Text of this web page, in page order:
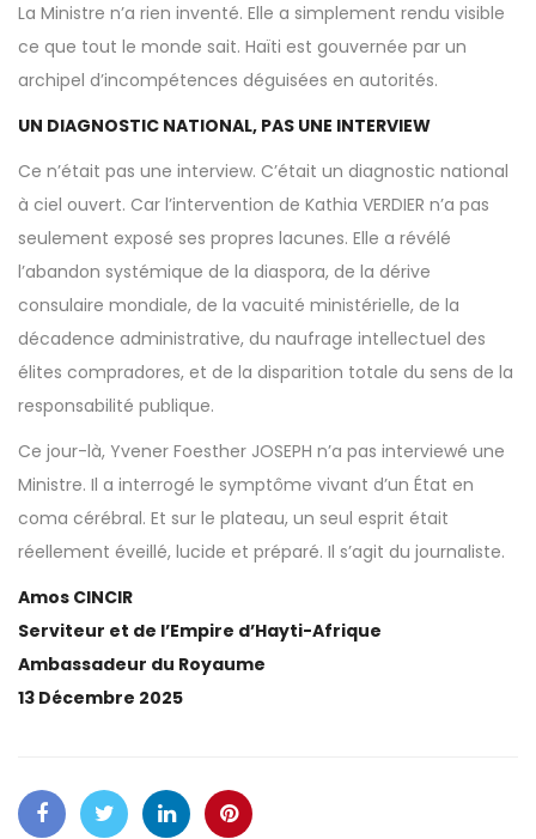
La Ministre n’a rien inventé. Elle a simplement rendu visible
ce que tout le monde sait. Haïti est gouvernée par un
archipel d’incompétences déguisées en autorités.
UN DIAGNOSTIC NATIONAL, PAS UNE INTERVIEW
Ce n’était pas une interview. C’était un diagnostic national
à ciel ouvert. Car l’intervention de Kathia VERDIER n’a pas
seulement exposé ses propres lacunes. Elle a révélé
l’abandon systémique de la diaspora, de la dérive
consulaire mondiale, de la vacuité ministérielle, de la
décadence administrative, du naufrage intellectuel des
élites compradores, et de la disparition totale du sens de la
responsabilité publique.
Ce jour-là, Yvener Foesther JOSEPH n’a pas interviewé une
Ministre. Il a interrogé le symptôme vivant d’un État en
coma cérébral. Et sur le plateau, un seul esprit était
réellement éveillé, lucide et préparé. Il s’agit du journaliste.
Amos CINCIR
Serviteur et de l’Empire d’Hayti-Afrique
Ambassadeur du Royaume
13 Décembre 2025